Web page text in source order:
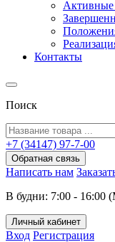
Активные
Контакты
Поиск
+7 (34147) 97-7-00
Обратная связь
Написать нам
В будни: 7:00 - 16:00
Личный кабинет
Вход Регистрация